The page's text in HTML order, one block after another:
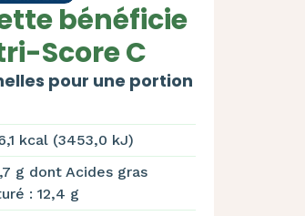
bénéficie
Score C
pour une portion
kcal (3453,0 kJ)
g dont Acides gras
: 12,4 g